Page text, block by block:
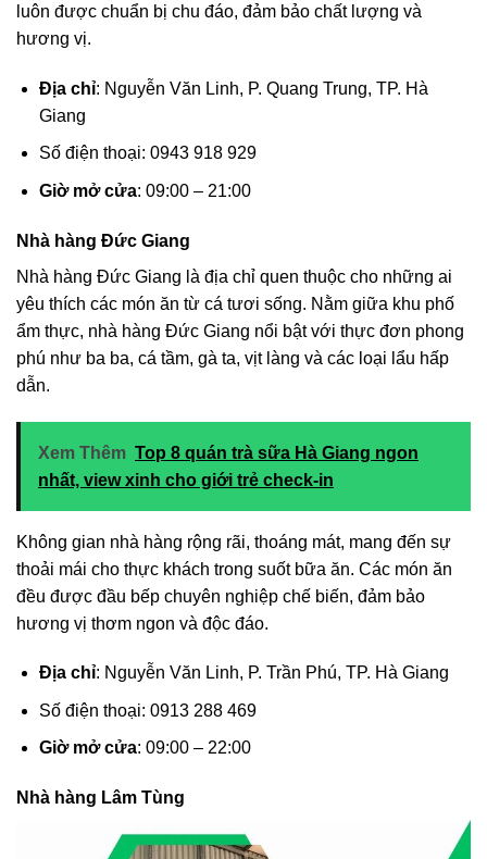
luôn được chuẩn bị chu đáo, đảm bảo chất lượng và
hương vị.
Địa chỉ: Nguyễn Văn Linh, P. Quang Trung, TP. Hà
Giang
Số điện thoại: 0943 918 929
Giờ mở cửa: 09:00 – 21:00
Nhà hàng Đức Giang
Nhà hàng Đức Giang là địa chỉ quen thuộc cho những ai
yêu thích các món ăn từ cá tươi sống. Nằm giữa khu phố
ẩm thực, nhà hàng Đức Giang nổi bật với thực đơn phong
phú như ba ba, cá tầm, gà ta, vịt làng và các loại lẩu hấp
dẫn.
Xem Thêm Top 8 quán trà sữa Hà Giang ngon
nhất, view xinh cho giới trẻ check-in
Không gian nhà hàng rộng rãi, thoáng mát, mang đến sự
thoải mái cho thực khách trong suốt bữa ăn. Các món ăn
đều được đầu bếp chuyên nghiệp chế biến, đảm bảo
hương vị thơm ngon và độc đáo.
Địa chỉ: Nguyễn Văn Linh, P. Trần Phú, TP. Hà Giang
Số điện thoại: 0913 288 469
Giờ mở cửa: 09:00 – 22:00
Nhà hàng Lâm Tùng